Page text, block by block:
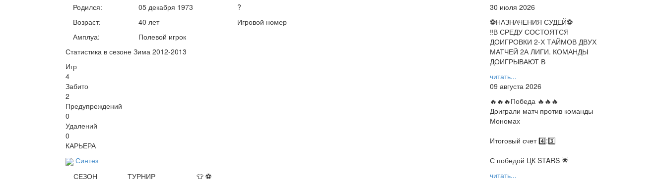
Родился:
Возраст:
Амплуа:
05 декабря 1973
40 лет
Полевой игрок
?
Игровой номер
Статистика в сезоне Зима 2012-2013
Игр
4
Забито
2
Предупреждений
0
Удалений
0
КАРЬЕРА
Синтез
СЕЗОН
ТУРНИР 👕 ⚽
30 июля 2026
⚽НАЗНАЧЕНИЯ СУДЕЙ⚽
‼В СРЕДУ СОСТОЯТСЯ
ДОИГРОВКИ 2-Х ТАЙМОВ ДВУХ
МАТЧЕЙ 2А ЛИГИ. КОМАНДЫ
ДОИГРЫВАЮТ В
читать...
09 августа 2026
🔥🔥🔥Победа 🔥🔥🔥
Доиграли матч против команды
Мономах
Итоговый счет 4️⃣:3️⃣
С победой ЦК STARS 🌟
читать...